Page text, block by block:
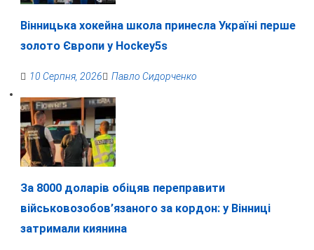
Вінницька хокейна школа принесла Україні перше
золото Європи у Hockey5s
10 Серпня, 2026 Павло Сидорченко
За 8000 доларів обіцяв переправити
військовозобов’язаного за кордон: у Вінниці
затримали киянина